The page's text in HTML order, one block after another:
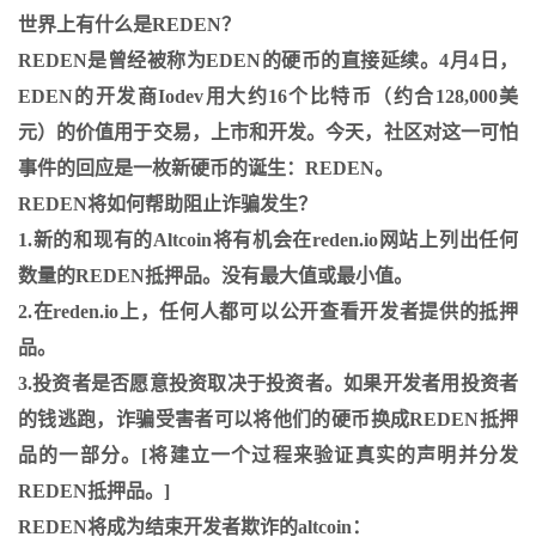
世界上有什么是REDEN？
REDEN是曾经被称为EDEN的硬币的直接延续。4月4日，
EDEN的开发商Iodev用大约16个比特币（约合128,000美
元）的价值用于交易，上市和开发。今天，社区对这一可怕
事件的回应是一枚新硬币的诞生：REDEN。
REDEN将如何帮助阻止诈骗发生？
1.新的和现有的Altcoin将有机会在reden.io网站上列出任何
数量的REDEN抵押品。没有最大值或最小值。
2.在reden.io上，任何人都可以公开查看开发者提供的抵押
品。
3.投资者是否愿意投资取决于投资者。如果开发者用投资者
的钱逃跑，诈骗受害者可以将他们的硬币换成REDEN抵押
品的一部分。[将建立一个过程来验证真实的声明并分发
REDEN抵押品。]
REDEN将成为结束开发者欺诈的altcoin：